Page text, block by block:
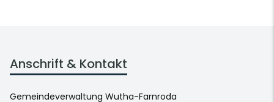
Anschrift & Kontakt
Gemeindeverwaltung Wutha-Farnroda